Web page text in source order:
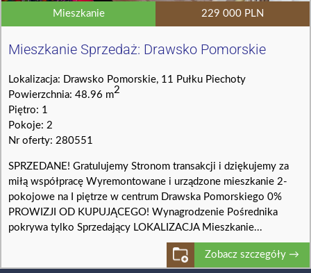
Mieszkanie 229 000 PLN
Mieszkanie Sprzedaż: Drawsko Pomorskie
Lokalizacja: Drawsko Pomorskie, 11 Pułku Piechoty
Powierzchnia: 48.96 m2
Piętro: 1
Pokoje: 2
Nr oferty: 280551
SPRZEDANE! Gratulujemy Stronom transakcji i dziękujemy za
miłą współpracę Wyremontowane i urządzone mieszkanie 2-
pokojowe na I piętrze w centrum Drawska Pomorskiego 0%
PROWIZJI OD KUPUJĄCEGO! Wynagrodzenie Pośrednika
pokrywa tylko Sprzedający LOKALIZACJA Mieszkanie...
Zobacz szczegóły →